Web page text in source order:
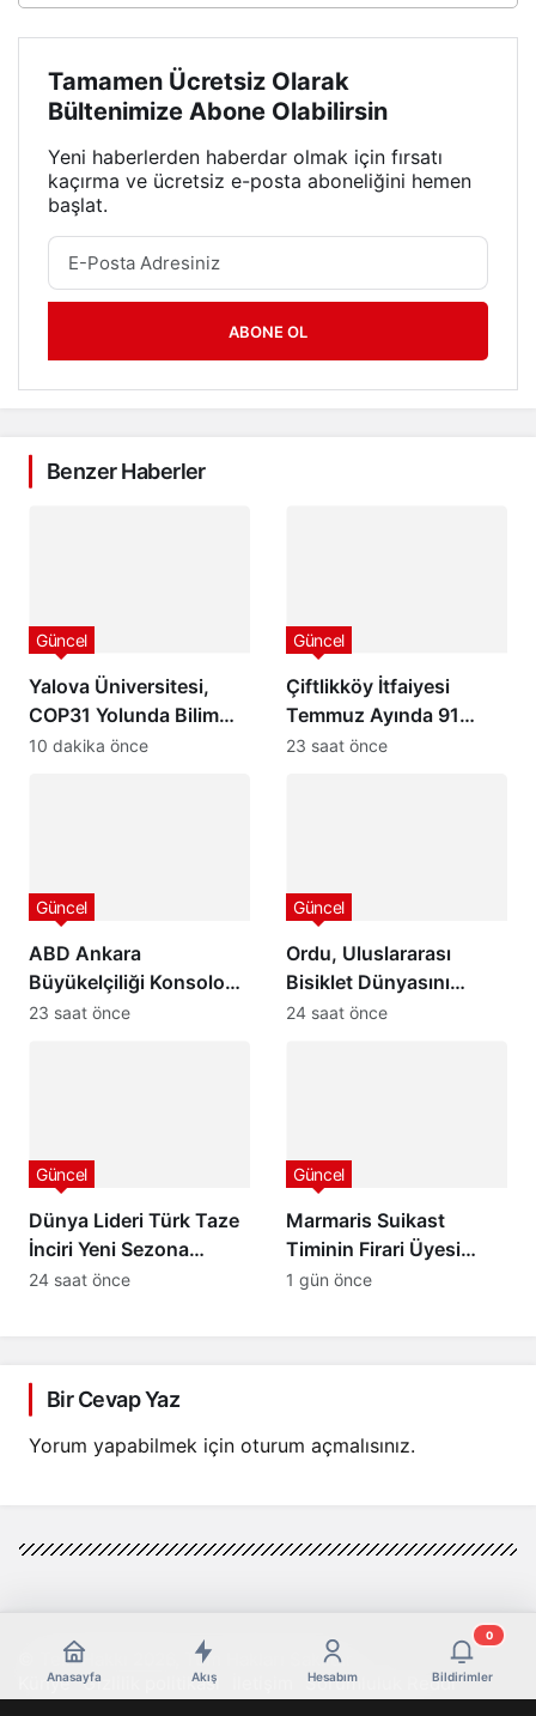
Tamamen Ücretsiz Olarak
Bültenimize Abone Olabilirsin
Yeni haberlerden haberdar olmak için fırsatı
kaçırma ve ücretsiz e-posta aboneliğini hemen
başlat.
ABONE OL
Benzer Haberler
Yalova Üniversitesi,
COP31 Yolunda Bilim
Diplomasisi Akademi
Güncel
10 dakika önce
Çiftlikköy İtfaiyesi
Temmuz Ayında 91
Olaya Müdahale Etti:
Güncel
23 saat önce
ABD Ankara
Büyükelçiliği Konsolosu
Matthew Smith’ten
Güncel
23 saat önce
Ordu, Uluslararası
Bisiklet Dünyasını
Ağırlamaya
Güncel
24 saat önce
Dünya Lideri Türk Taze
İnciri Yeni Sezona
Başladı: Rekolte
Güncel
24 saat önce
Marmaris Suikast
Timinin Firari Üyesi
Burkay Karatepe
Güncel
1 gün önce
Bir Cevap Yaz
Yorum yapabilmek için oturum açmalısınız.
Anasayfa Akış Hesabım Bildirimler
0
© Telif Hakkı 2026, Tüm Hakları Saklıdır
Künye Gizlilik politikası Sorumluluk Reddi